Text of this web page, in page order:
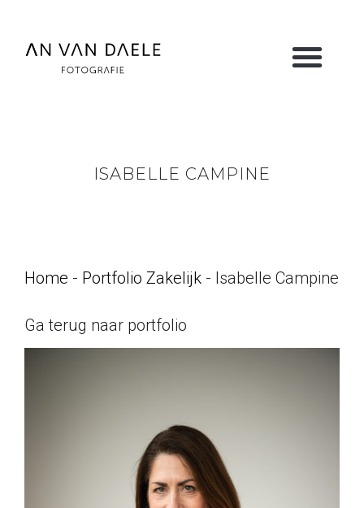
ISABELLE CAMPINE
Home - Portfolio Zakelijk - Isabelle Campine
Ga terug naar portfolio